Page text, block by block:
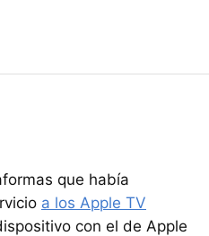
que había
a los Apple TV
con el de Apple